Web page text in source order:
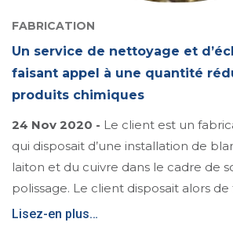
FABRICATION
Un service de nettoyage et
faisant appel à une quantité
produits chimiques
24 Nov 2020 - Le client est un
qui disposait d’une installation de
laiton et du cuivre dans le cadre de
polissage. Le client disposait alors
Lisez-en plus…